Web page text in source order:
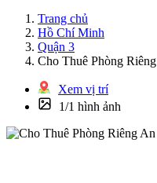
Trang chủ
Hồ Chí Minh
Quận 3
Cho Thuê Phòng
Xem vị trí
1/1 hình ảnh